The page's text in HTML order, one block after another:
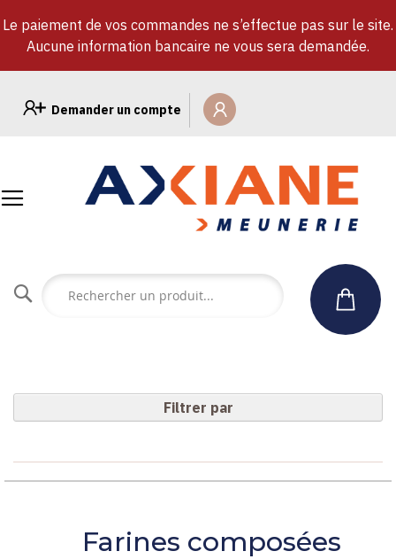
contenu
Demander un compte
Le paiement de vos commandes ne s’effectue pas sur le site.
Aucune information bancaire ne vous sera demandée.
Rechercher
Farines composées
Filtrer par